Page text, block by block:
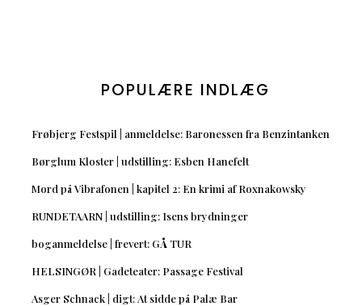
POPULÆRE INDLÆG
Frøbjerg Festspil | anmeldelse: Baronessen fra Benzintanken
Børglum Kloster | udstilling: Esben Hanefelt
Mord på Vibrafonen | kapitel 2: En krimi af Roxnakowsky
RUNDETAARN | udstilling: Isens brydninger
boganmeldelse | frevert: GÅ TUR
HELSINGØR | Gadeteater: Passage Festival
Asger Schnack | digt: At sidde på Palæ Bar